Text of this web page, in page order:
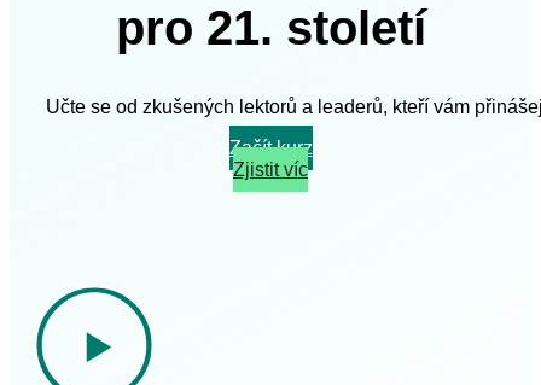
pro 21. století
Učte se od zkušených lektorů a leaderů, kteří vám
Začít kurz
Zjistit víc